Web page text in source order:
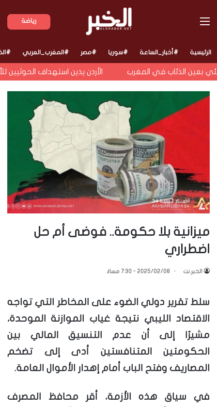
رياضة القائمة
الرئيسية #أخبار_الساعة #سوريا #مصر #المغرب_العربي
بعين الذئاب في المغرب الأردن يدين استهداف الحوثيين
ميزانية بلا حكومة.. فوضى أم حل
اضطراري
الخبر.نت 2025/02/08 - 7:30 مساءً
سلط تقرير دولي الضوء على المخاطر التي تواجه
الاقتصاد الليبي نتيجة غياب الموازنة الموحدة،
مشيرًا إلى أن عدم التنسيق المالي بين
الحكومتين المتنافستين أدى إلى تضخم
المصاريف وفتح الباب أمام إهدار الأموال العامة.
في سياق هذه الأزمة، أقر محافظ المصرف